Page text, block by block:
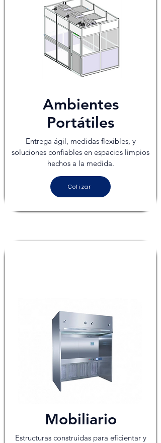
Ambientes
Portátiles
Entrega ágil, medidas flexibles, y
soluciones confiables en espacios limpios
hechos a la medida.
Cotizar
Mobiliario
Estructuras construidas para eficientar y